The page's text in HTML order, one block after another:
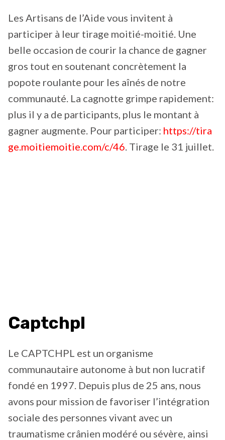
Les Artisans de l’Aide vous invitent à
participer à leur tirage moitié-moitié. Une
belle occasion de courir la chance de gagner
gros tout en soutenant concrètement la
popote roulante pour les aînés de notre
communauté. La cagnotte grimpe rapidement:
plus il y a de participants, plus le montant à
gagner augmente. Pour participer: https://tira
ge.moitiemoitie.com/c/46. Tirage le 31 juillet.
Captchpl
Le CAPTCHPL est un organisme
communautaire autonome à but non lucratif
fondé en 1997. Depuis plus de 25 ans, nous
avons pour mission de favoriser l’intégration
sociale des personnes vivant avec un
traumatisme crânien modéré ou sévère, ainsi